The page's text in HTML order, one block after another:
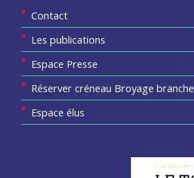
Contact
Les publications
Espace Presse
Réserver créneau Broyage branche
Espace élus